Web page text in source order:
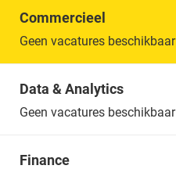
Commercieel
Geen vacatures beschikbaar
Data & Analytics
Geen vacatures beschikbaar
Finance